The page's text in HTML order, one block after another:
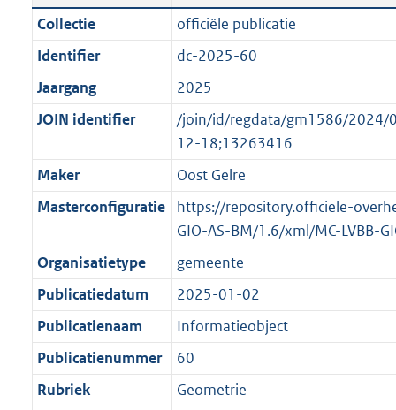
c
a
t
i
e
n
f
o
m
a
a
t
t
e
:
2
K
i
c
a
t
i
i
n
f
r
m
a
a
t
t
t
e
:
o
b
e
k
n
d
a
n
d
g
r
o
o
t
t
e
:
2
K
b
Collectie
officiële publicatie
Identifier
dc-2025-60
Jaargang
2025
JOIN identifier
/join/id/regdata/gm1586/2024/
12-18;13263416
Maker
Oost Gelre
Masterconfiguratie
https://repository.officiele-
GIO-AS-BM/1.6/xml/MC-LVBB-
Organisatietype
gemeente
Publicatiedatum
2025-01-02
Publicatienaam
Informatieobject
Publicatienummer
60
Rubriek
Geometrie